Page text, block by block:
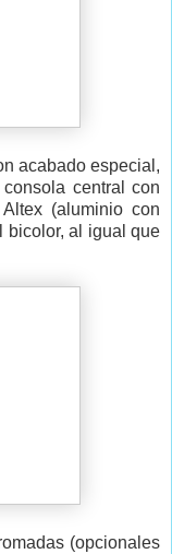
acabado especial,
central con
(aluminio con
bicolor, al igual que
(opcionales